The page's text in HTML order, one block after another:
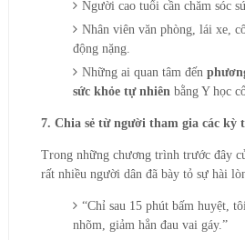
Người cao tuổi cần chăm sóc
Nhân viên văn phòng, lái xe,
động nặng.
Những ai quan tâm đến
sức khỏe tự nhiên bằng Y học
7. Chia sẻ từ người tham gia các kỳ
Trong những chương trình trước đây
rất nhiều người dân đã bày tỏ sự hài
“Chỉ sau 15 phút bấm huyệt,
nhõm, giảm hẳn đau vai gáy.”